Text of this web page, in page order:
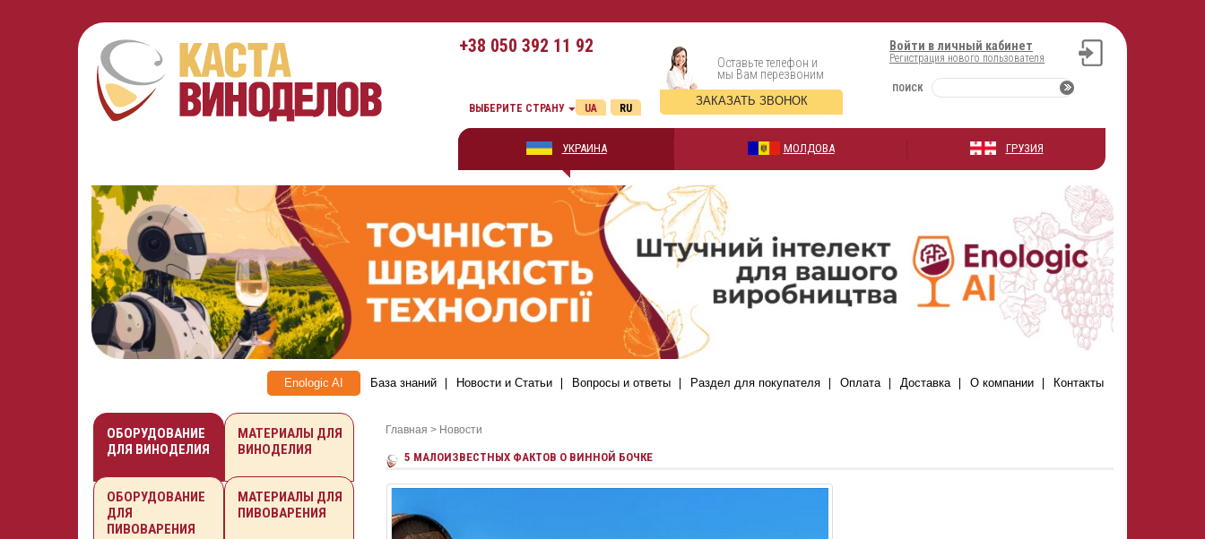
+38 050 392 11 92 Войти в личный кабинет
Регистрация нового пользователя
ПОИСК
Оставьте телефон и
мы Вам перезвоним
ЗАКАЗАТЬ ЗВОНОК
ВЫБЕРИТЕ СТРАНУ RU
UA
УКРАИНА МОЛДОВА ГРУЗИЯ
Enologic AI База знаний Новости и Статьи Вопросы и ответы Раздел для покупателя Оплата Доставка О компании Контакты
Главная > Новости
5 МАЛОИЗВЕСТНЫХ ФАКТОВ О ВИННОЙ БОЧКЕ
ОБОРУДОВАНИЕ
ДЛЯ ВИНОДЕЛИЯ
МАТЕРИАЛЫ ДЛЯ
ВИНОДЕЛИЯ
ОБОРУДОВАНИЕ
ДЛЯ
ПИВОВАРЕНИЯ
МАТЕРИАЛЫ ДЛЯ
ПИВОВАРЕНИЯ